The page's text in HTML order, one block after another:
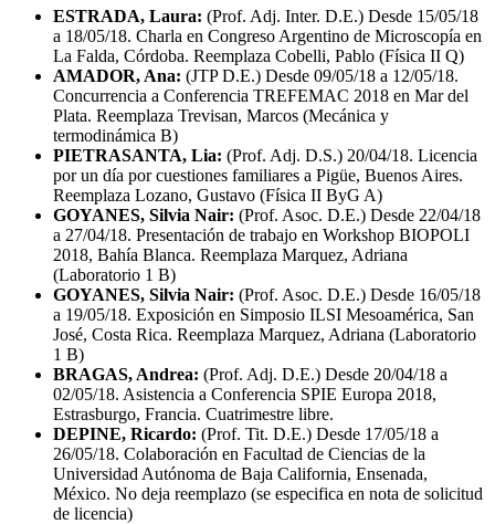
ESTRADA, Laura: (Prof. Adj. Inter. D.E.) Desde 15/05/18
a 18/05/18. Charla en Congreso Argentino de Microscopía en
La Falda, Córdoba. Reemplaza Cobelli, Pablo (Física II Q)
AMADOR, Ana: (JTP D.E.) Desde 09/05/18 a 12/05/18.
Concurrencia a Conferencia TREFEMAC 2018 en Mar del
Plata. Reemplaza Trevisan, Marcos (Mecánica y
termodinámica B)
PIETRASANTA, Lia: (Prof. Adj. D.S.) 20/04/18. Licencia
por un día por cuestiones familiares a Pigüe, Buenos Aires.
Reemplaza Lozano, Gustavo (Física II ByG A)
GOYANES, Silvia Nair: (Prof. Asoc. D.E.) Desde 22/04/18
a 27/04/18. Presentación de trabajo en Workshop BIOPOLI
2018, Bahía Blanca. Reemplaza Marquez, Adriana
(Laboratorio 1 B)
GOYANES, Silvia Nair: (Prof. Asoc. D.E.) Desde 16/05/18
a 19/05/18. Exposición en Simposio ILSI Mesoamérica, San
José, Costa Rica. Reemplaza Marquez, Adriana (Laboratorio
1 B)
BRAGAS, Andrea: (Prof. Adj. D.E.) Desde 20/04/18 a
02/05/18. Asistencia a Conferencia SPIE Europa 2018,
Estrasburgo, Francia. Cuatrimestre libre.
DEPINE, Ricardo: (Prof. Tit. D.E.) Desde 17/05/18 a
26/05/18. Colaboración en Facultad de Ciencias de la
Universidad Autónoma de Baja California, Ensenada,
México. No deja reemplazo (se especifica en nota de solicitud
de licencia)